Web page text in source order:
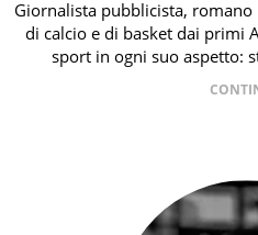
Giornalista pubblicista,
di calcio e di basket dai primi
sport in ogni suo aspetto: